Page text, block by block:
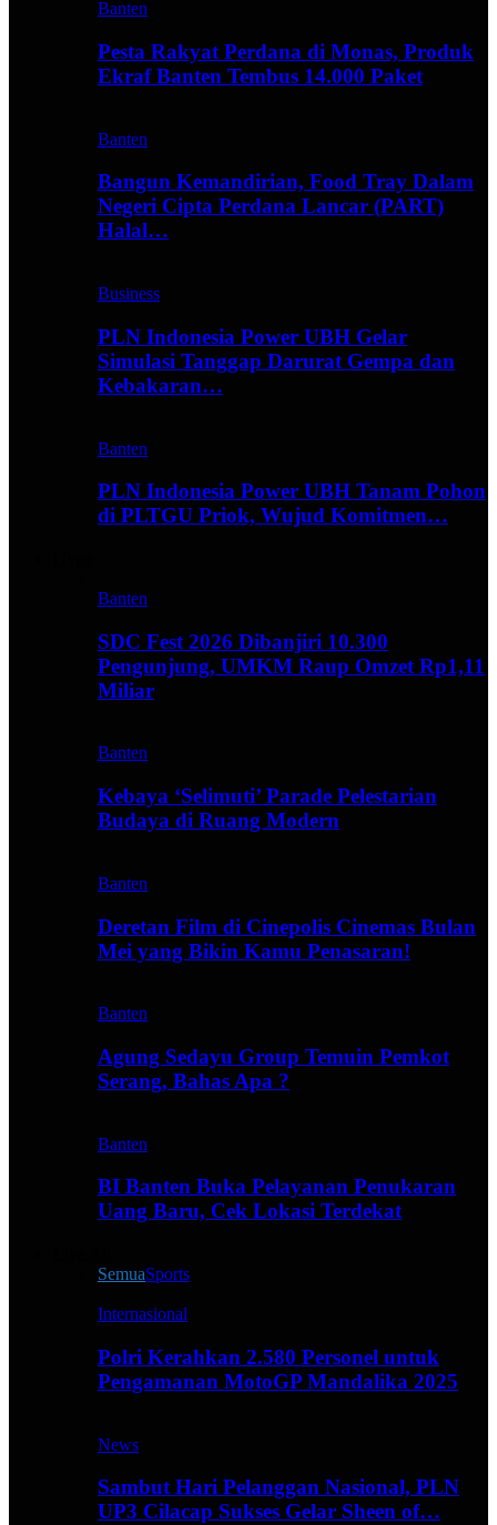
Banten
Pesta Rakyat Perdana di Monas, Produk
Ekraf Banten Tembus 14.000 Paket
Banten
Bangun Kemandirian, Food Tray Dalam
Negeri Cipta Perdana Lancar (PART)
Halal…
Business
PLN Indonesia Power UBH Gelar
Simulasi Tanggap Darurat Gempa dan
Kebakaran…
Banten
PLN Indonesia Power UBH Tanam Pohon
di PLTGU Priok, Wujud Komitmen…
Banten
SDC Fest 2026 Dibanjiri 10.300
Pengunjung, UMKM Raup Omzet Rp1,11
Miliar
Banten
Kebaya ‘Selimuti’ Parade Pelestarian
Budaya di Ruang Modern
Banten
Deretan Film di Cinepolis Cinemas Bulan
Mei yang Bikin Kamu Penasaran!
Banten
Agung Sedayu Group Temuin Pemkot
Serang, Bahas Apa ?
Banten
BI Banten Buka Pelayanan Penukaran
Uang Baru, Cek Lokasi Terdekat
SemuaSports
Internasional
Polri Kerahkan 2.580 Personel untuk
Pengamanan MotoGP Mandalika 2025
News
Sambut Hari Pelanggan Nasional, PLN
UP3 Cilacap Sukses Gelar Sheen of…